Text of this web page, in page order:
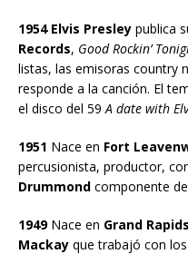
1954 Elvis Presley publica
Records, Good Rockin’
listas, las emisoras country
responde a la canción. El
el disco del 59 A date with
1951 Nace en Fort
percusionista, productor,
Drummond componente de
1949Nace en Grand
Mackay que trabajó con los